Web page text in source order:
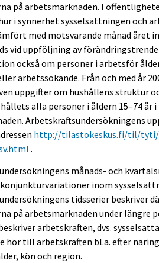
på arbetsmarknaden. I
i synnerhet sysselsättningen och
med motsvarande månad året
vid uppföljning av
också om personer i arbetsför
arbetssökande. Från och med år
uppgifter om hushållens struktur
alla personer i åldern 15–74
Arbetskraftsundersökningens
http://tilastokeskus.fi/til/tyti/
.
månads- och
inom
tidsserier beskriver
på arbetsmarknaden under längre
arbetskraften, dvs.
hör till arbetskraften bl.a. efter
kön och region.